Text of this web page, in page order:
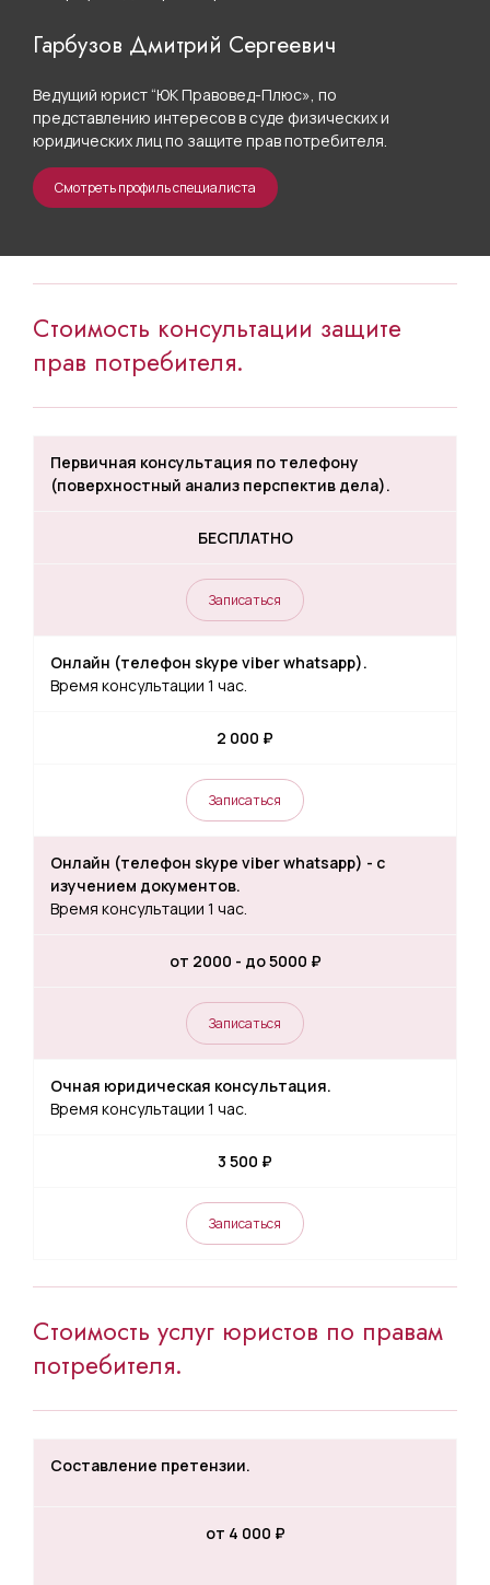
Гарбузов Дмитрий Сергеевич
Ведущий юрист “ЮК Правовед-Плюс», по
представлению интересов в суде физических и
юридических лиц по защите прав потребителя.
Смотреть профиль специалиста
Стоимость консультации защите
прав потребителя.
Первичная консультация по телефону
(поверхностный анализ перспектив дела).
БЕСПЛАТНО
Записаться
Онлайн (телефон skype viber whatsapp).
Время консультации 1 час.
2 000 ₽
Записаться
Онлайн (телефон skype viber whatsapp) - с
изучением документов.
Время консультации 1 час.
от 2000 - до 5000 ₽
Записаться
Очная юридическая консультация.
Время консультации 1 час.
3 500 ₽
Записаться
Стоимость услуг юристов по правам
потребителя.
Составление претензии.
от 4 000 ₽